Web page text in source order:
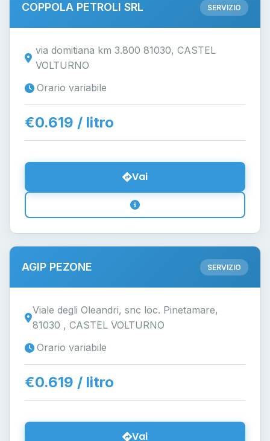
COPPOLA PETROLI SRL SERVIZIO
via domitiana km 3.800 81030, CASTEL
VOLTURNO
Orario variabile
€0.619 / litro
Vai
AGIP PEZONE SERVIZIO
Viale degli Oleandri, snc loc. Pinetamare,
81030 , CASTEL VOLTURNO
Orario variabile
€0.619 / litro
Vai